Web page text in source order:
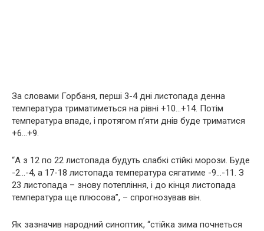
За словами Горбаня, перші 3-4 дні листопада денна
температура триматиметься на рівні +10…+14. Потім
температура впаде, і протягом п’яти днів буде триматися
+6…+9.
“А з 12 по 22 листопада будуть слабкі стійкі морози. Буде
-2…-4, а 17-18 листопада температура сягатиме -9…-11. З
23 листопада – знову потепління, і до кінця листопада
температура ще плюсова”, – спрогнозував він.
Як зазначив народний синоптик, “стійка зима почнеться